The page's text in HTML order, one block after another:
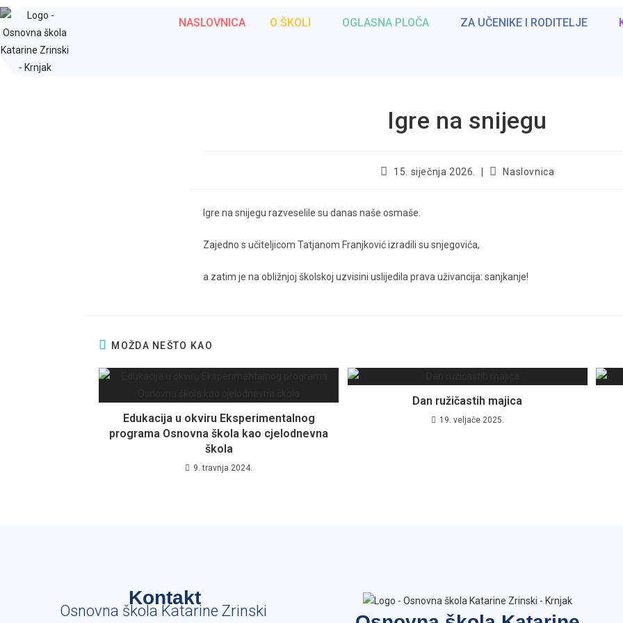
NASLOVNICA O ŠKOLI OGLASNA PLOČA ZA UČENIKE I RODITELJE
Igre na snijegu
15. siječnja 2026. Naslovnica
Igre na snijegu razveselile su danas naše osmaše.
Zajedno s učiteljicom Tatjanom Franjković izradili su snjegovića,
a zatim je na obližnjoj školskoj uzvisini uslijedila prava uživancija: sanjkanje!
MOŽDA NEŠTO KAO
Edukacija u okviru Eksperimentalnog
programa Osnovna škola kao cjelodnevna
škola
9. travnja 2024.
Dan ružičastih majica
19. veljače 2025.
Kontakt
Osnovna škola Katarine Zrinski